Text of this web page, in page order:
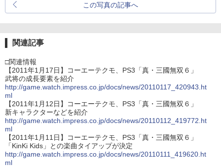
この写真の記事へ
関連記事
□関連情報
【2011年1月17日】コーエーテクモ、PS3「真・三國無双６」
武将の成長要素を紹介
http://game.watch.impress.co.jp/docs/news/20110117_420943.ht
ml
【2011年1月12日】コーエーテクモ、PS3「真・三國無双６」
新キャラクターなどを紹介
http://game.watch.impress.co.jp/docs/news/20110112_419772.ht
ml
【2011年1月11日】コーエーテクモ、PS3「真・三國無双６」
「KinKi Kids」との楽曲タイアップが決定
http://game.watch.impress.co.jp/docs/news/20110111_419620.ht
ml